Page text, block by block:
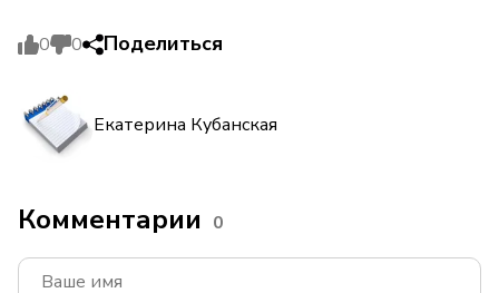
0 0 Поделиться
Екатерина Кубанская
Комментарии 0